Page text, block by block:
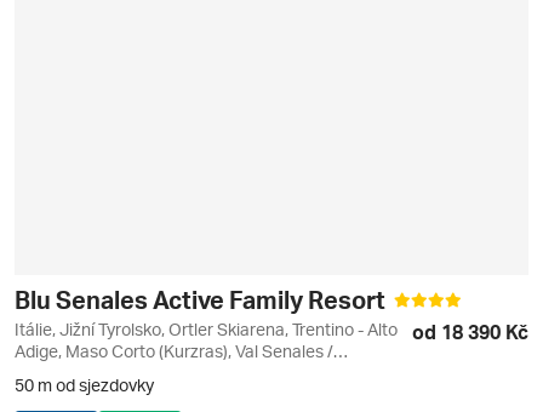
Blu Senales Active Family Resort
Itálie, Jižní Tyrolsko, Ortler Skiarena, Trentino - Alto
Adige, Maso Corto (Kurzras), Val Senales /
od 18 390 Kč
50 m od sjezdovky